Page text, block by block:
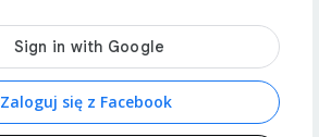
Zaloguj się z Facebook